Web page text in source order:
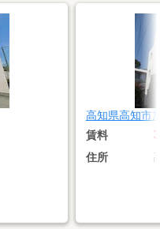
高知県高知市
賃料
住所